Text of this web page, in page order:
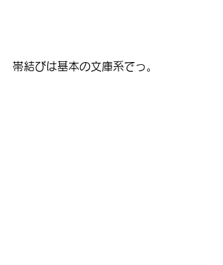
帯結びは基本の文庫系でっ。